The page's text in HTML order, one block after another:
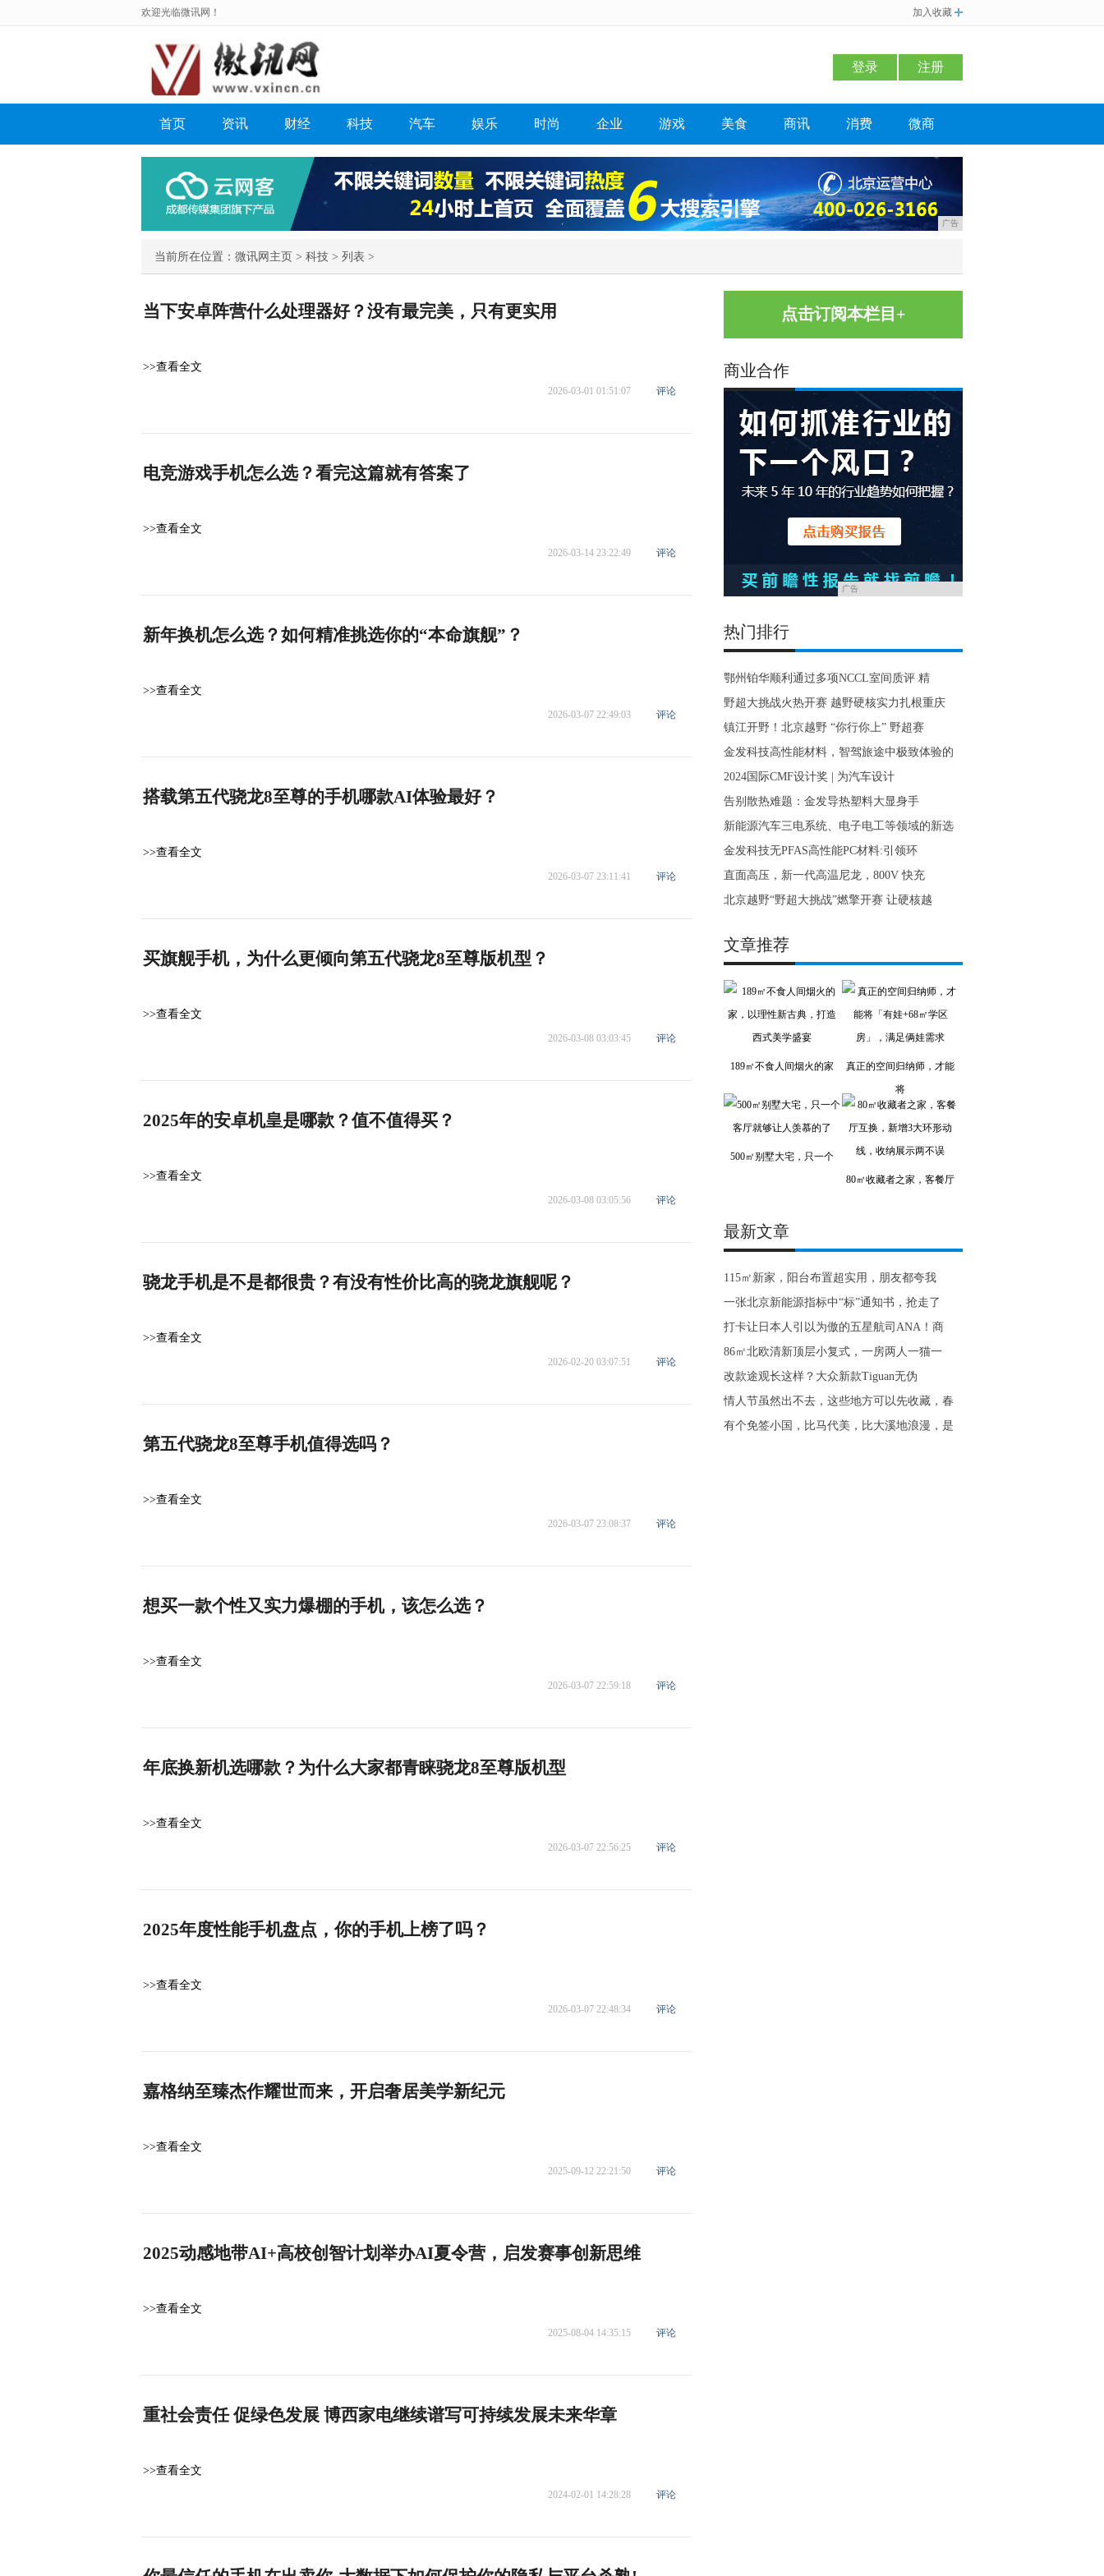
欢迎光临微讯网！ 加入收藏
登录 注册
首页 资讯 财经 科技 汽车 娱乐 时尚 企业 游戏 美食 商讯 消费 微商
广告
当前所在位置： 微讯网主页 > 科技 > 列表 >
当下安卓阵营什么处理器好？没有最完美，只有更实用
>>查看全文
2026-03-01 01:51:07 评论
电竞游戏手机怎么选？看完这篇就有答案了
>>查看全文
2026-03-14 23:22:49 评论
新年换机怎么选？如何精准挑选你的“本命旗舰”？
>>查看全文
2026-03-07 22:49:03 评论
搭载第五代骁龙8至尊的手机哪款AI体验最好？
>>查看全文
2026-03-07 23:11:41 评论
买旗舰手机，为什么更倾向第五代骁龙8至尊版机型？
>>查看全文
2026-03-08 03:03:45 评论
2025年的安卓机皇是哪款？值不值得买？
>>查看全文
2026-03-08 03:05:56 评论
骁龙手机是不是都很贵？有没有性价比高的骁龙旗舰呢？
>>查看全文
2026-02-20 03:07:51 评论
第五代骁龙8至尊手机值得选吗？
>>查看全文
2026-03-07 23:08:37 评论
想买一款个性又实力爆棚的手机，该怎么选？
>>查看全文
2026-03-07 22:59:18 评论
年底换新机选哪款？为什么大家都青睐骁龙8至尊版机型
>>查看全文
2026-03-07 22:56:25 评论
2025年度性能手机盘点，你的手机上榜了吗？
>>查看全文
2026-03-07 22:48:34 评论
嘉格纳至臻杰作耀世而来，开启奢居美学新纪元
>>查看全文
2025-09-12 22:21:50 评论
2025动感地带AI+高校创智计划举办AI夏令营，启发赛事创新思维
>>查看全文
2025-08-04 14:35:15 评论
重社会责任 促绿色发展 博西家电继续谱写可持续发展未来华章
>>查看全文
2024-02-01 14:28:28 评论
点击订阅本栏目+
商业合作
广告
热门排行
鄂州铂华顺利通过多项NCCL室间质评 精
野超大挑战火热开赛 越野硬核实力扎根重庆
镇江开野！北京越野 “你行你上” 野超赛
金发科技高性能材料，智驾旅途中极致体验的
2024国际CMF设计奖 | 为汽车设计
告别散热难题：金发导热塑料大显身手
新能源汽车三电系统、电子电工等领域的新选
金发科技无PFAS高性能PC材料:引领环
直面高压，新一代高温尼龙，800V 快充
北京越野“野超大挑战”燃擎开赛 让硬核越
文章推荐
189㎡不食人间烟火的家
真正的空间归纳师，才能
将
500㎡别墅大宅，只一个
80㎡收藏者之家，客餐厅
最新文章
115㎡新家，阳台布置超实用，朋友都夸我
一张北京新能源指标中“标”通知书，抢走了
打卡让日本人引以为傲的五星航司ANA！商
86㎡北欧清新顶层小复式，一房两人一猫一
改款途观长这样？大众新款Tiguan无伪
情人节虽然出不去，这些地方可以先收藏，春
有个免签小国，比马代美，比大溪地浪漫，是